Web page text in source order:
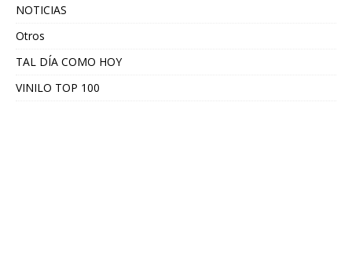
NOTICIAS
Otros
TAL DÍA COMO HOY
VINILO TOP 100